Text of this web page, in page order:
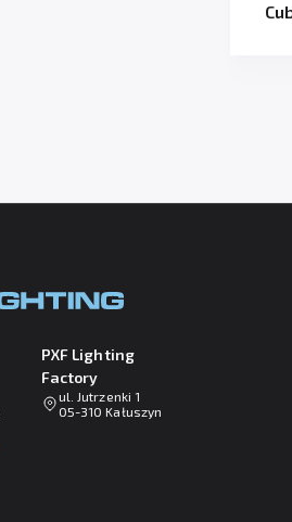
PXF Lighting
Factory
ul. Jutrzenki 1
05-310 Kałuszyn